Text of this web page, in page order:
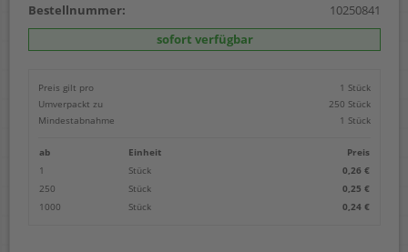
Bestellnummer:
10250841
sofort verfügbar
Preis gilt pro
1 Stück
Umverpackt zu
250 Stück
Mindestabnahme
1 Stück
ab Einheit
Preis
1
Stück
0,26 €
250
Stück
0,25 €
1000
Stück 0,24 €